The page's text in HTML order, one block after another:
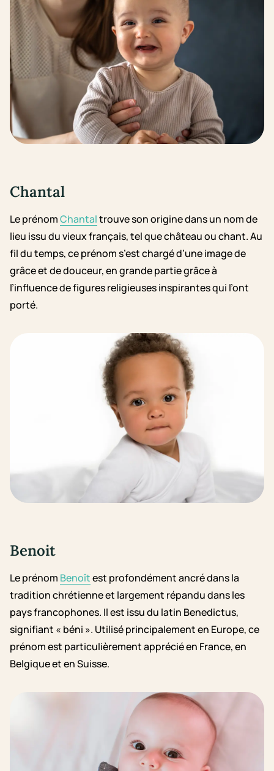
Chantal
Le prénomChantaltrouve son origine dans un nom de
lieu issu du vieux français, tel que château ou chant. Au
fil du temps, ce prénom s’est chargé d’une image de
grâce et de douceur, en grande partie grâce à
l’influence de figures religieuses inspirantes qui l’ont
porté.
Benoit
Le prénom Benoîtest profondément ancré dans la
tradition chrétienne et largement répandu dans les
pays francophones. Il est issu du latin Benedictus,
signifiant « béni ». Utilisé principalement en Europe, ce
prénom est particulièrement apprécié en France, en
Belgique et en Suisse.